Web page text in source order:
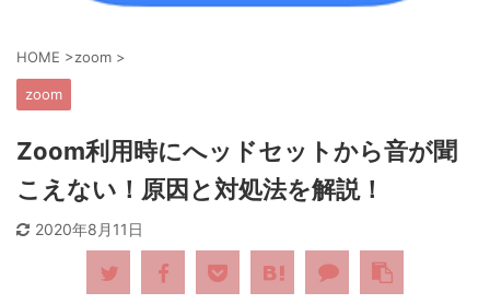
HOME >zoom >
zoom
Zoom利用時にへッドセットから音が聞
こえない！原因と対処法を解説！
2020年8月11日